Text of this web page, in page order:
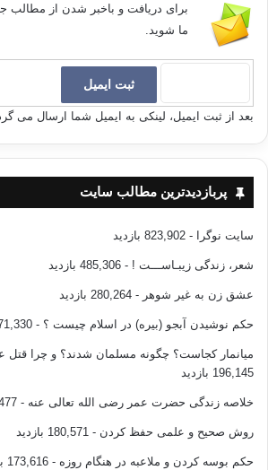
برای دریافت و باخبر شدن از مطالب
ما شوید.
بعد از ثبت ایمیل، لینکی به ایمیل شما ارسال می گردد
پربازدیدترین مطالب سایت
سایت نوگرا - 823,902 بازدید
شعر، زندگی زیبـاســـت ! - 485,306 بازدید
عشق زن به غیر شوهر - 280,264 بازدید
حکم نوشیدن آبجو (بیره) در اسلام چیست ؟ - 271,330 بازدید
میانمار کجاست؟ چگونه مسلمان شدند؟ و چرا قتل
196,145 بازدید
خلاصه زندگی حضرت عمر رضی الله تعالی عنه - 185,477 بازدید
روش صحیح و علمی حفظ کردن - 180,571 بازدید
حکم بوسه کردن و ملاعبه در هنگام روزه - 173,616 بازدید